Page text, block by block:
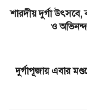
শারদীয় দুর্গা
ও
দুর্গাপূজায় এবার